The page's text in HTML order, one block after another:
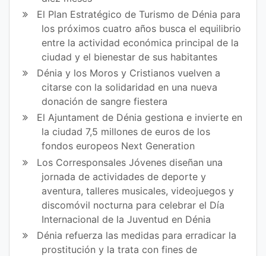
El Plan Estratégico de Turismo de Dénia para
los próximos cuatro años busca el equilibrio
entre la actividad económica principal de la
ciudad y el bienestar de sus habitantes
Dénia y los Moros y Cristianos vuelven a
citarse con la solidaridad en una nueva
donación de sangre fiestera
El Ajuntament de Dénia gestiona e invierte en
la ciudad 7,5 millones de euros de los
fondos europeos Next Generation
Los Corresponsales Jóvenes diseñan una
jornada de actividades de deporte y
aventura, talleres musicales, videojuegos y
discomóvil nocturna para celebrar el Día
Internacional de la Juventud en Dénia
Dénia refuerza las medidas para erradicar la
prostitución y la trata con fines de